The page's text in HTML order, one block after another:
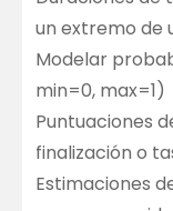
un extremo de
Modelar
min=0, max=1)
Puntuaciones
finalización o
Estimaciones